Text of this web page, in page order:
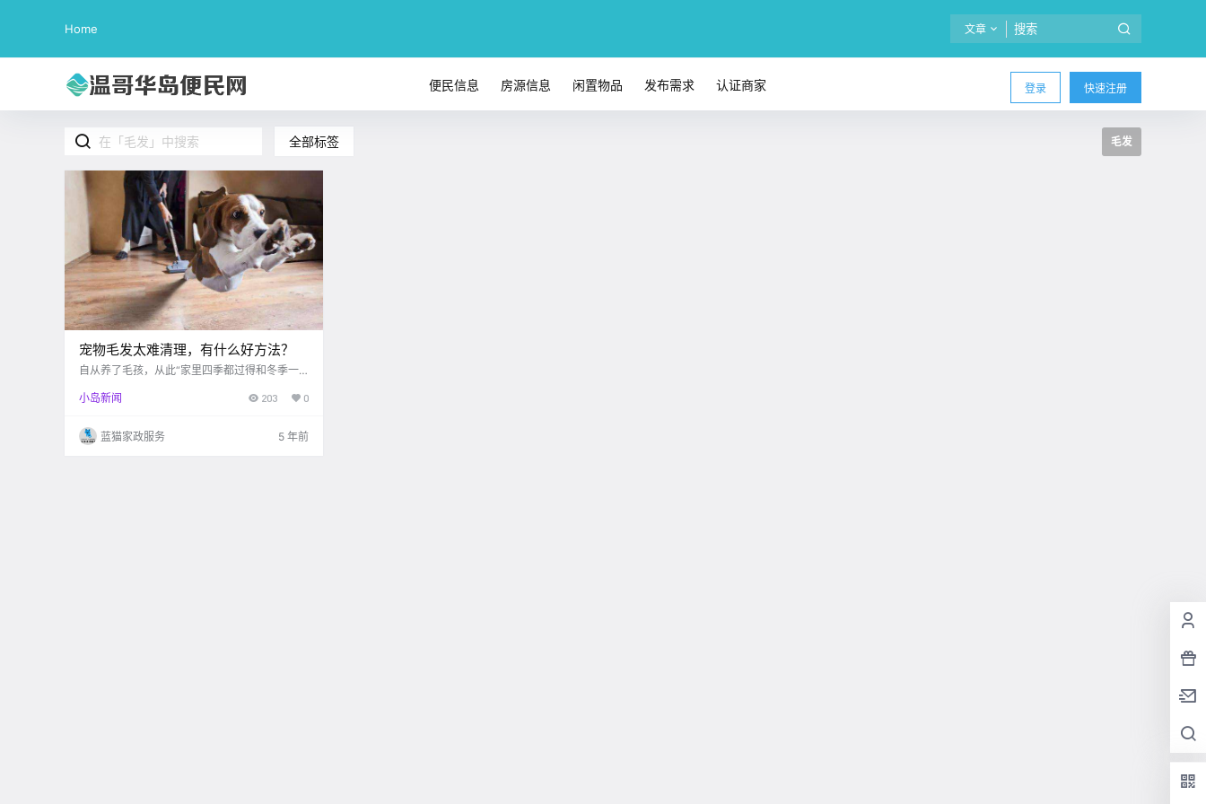
Home 文章
登录 快速注册
便民信息 房源信息 闲置物品 发布需求 认证商家
全部标签 毛发
宠物毛发太难清理，有什么好方法？
自从养了毛孩，从此“家里四季都过得和冬季一
小岛新闻
203 0
蓝猫家政服务 5 年前